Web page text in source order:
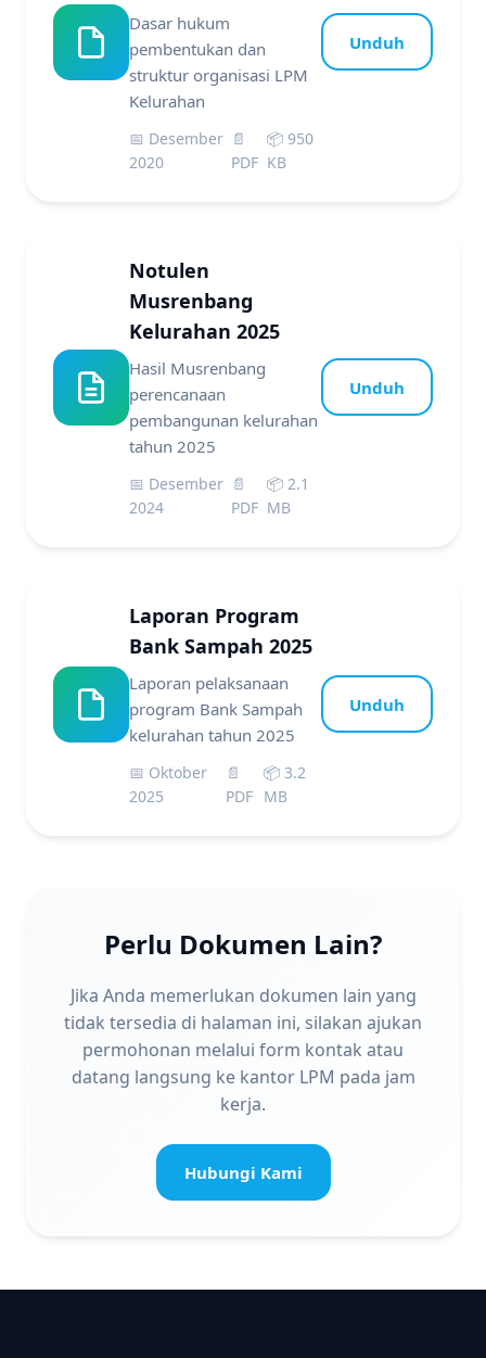
Dasar hukum
pembentukan dan
struktur organisasi LPM
Kelurahan
📅 Desember
2020
📄
PDF
📦 950
KB
Unduh
Notulen
Musrenbang
Kelurahan 2025
Hasil Musrenbang
perencanaan
pembangunan kelurahan
tahun 2025
📅 Desember
2024
📄
PDF
📦 2.1
MB
Unduh
Laporan Program
Bank Sampah 2025
Laporan pelaksanaan
program Bank Sampah
kelurahan tahun 2025
📅 Oktober
2025
📄
PDF
📦 3.2
MB
Unduh
Perlu Dokumen Lain?
Jika Anda memerlukan dokumen lain yang
tidak tersedia di halaman ini, silakan ajukan
permohonan melalui form kontak atau
datang langsung ke kantor LPM pada jam
kerja.
Hubungi Kami